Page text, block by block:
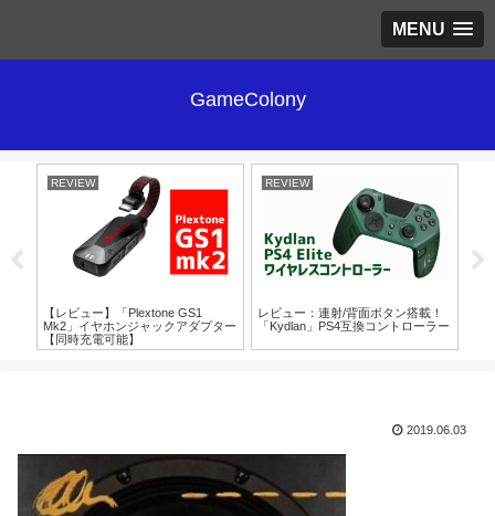
MENU
GameColony
REVIEW
【レビュー】「Plextone GS1
Mk2」イヤホンジャックアダプター
【同時充電可能】
REVIEW
レビュー：連射/背面ボタン搭載！
「Kydlan」PS4互換コントローラー
2019.06.03